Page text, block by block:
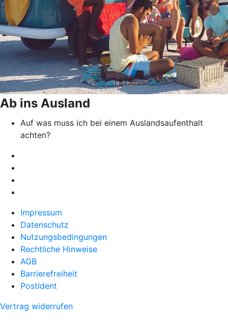
Ab ins Ausland
Auf was muss ich bei einem Auslandsaufenthalt
achten?
Impressum
Datenschutz
Nutzungsbedingungen
Rechtliche Hinweise
AGB
Barrierefreiheit
PostIdent
Vertrag widerrufen